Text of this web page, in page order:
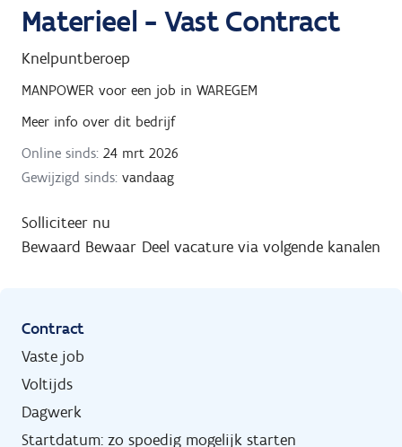
Materieel - Vast Contract
Knelpuntberoep
MANPOWER voor een job in WAREGEM
Meer info over dit bedrijf
Online sinds: 24 mrt 2026
Gewijzigd sinds: vandaag
Solliciteer nu
Bewaard Bewaar Deel vacature via volgende kanalen
Contract
Vaste job
Voltijds
Dagwerk
Startdatum: zo spoedig mogelijk starten